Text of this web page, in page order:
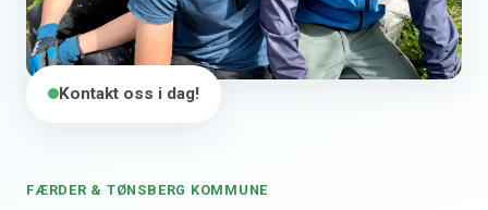
FÆRDER & TØNSBERG KOMMUNE
Kontakt oss i dag!